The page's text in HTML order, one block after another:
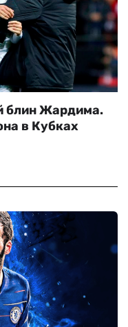
блин Жардима.
в Кубках